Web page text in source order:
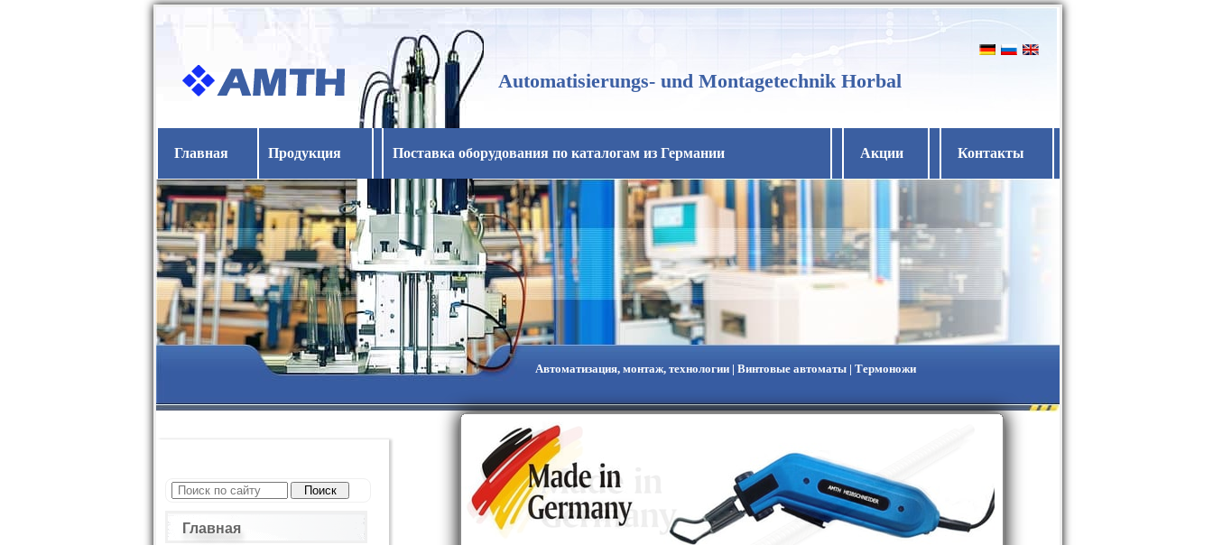
Automatisierungs- und Montagetechnik Horbal
Главная Продукция Поставка оборудования по каталогам из Германии Акции Контакты
Автоматизация, монтаж, технологии | Винтовые автоматы | Термоножи
Главная